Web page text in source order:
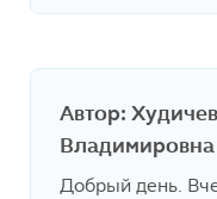
Автор:
Владимировна
Добрый день.